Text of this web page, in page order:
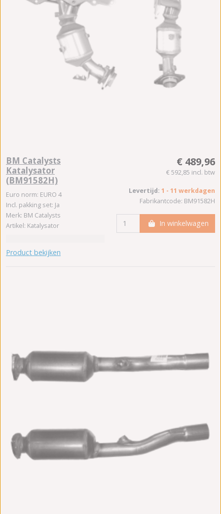
BM Catalysts
Katalysator
(BM91582H)
Euro norm: EURO 4
Incl. pakking set: Ja
Merk: BM Catalysts
Artikel: Katalysator
Product bekijken
€ 489,96
€ 592,85 incl. btw
Levertijd: 1 - 11 werkdagen
Fabrikantcode: BM91582H
In winkelwagen